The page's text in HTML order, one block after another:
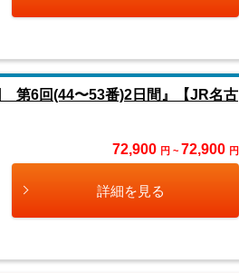
6回(44〜53番)2日間』【JR名古
72,900 円 ~ 72,900 円
詳細を見る